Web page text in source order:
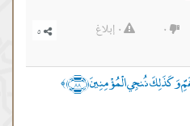
٠ ٠ إبلاغ
وَكَذَلِكَ نُنجِي الْمُؤْمِنِينَ ﴿٨٨﴾ ﴾